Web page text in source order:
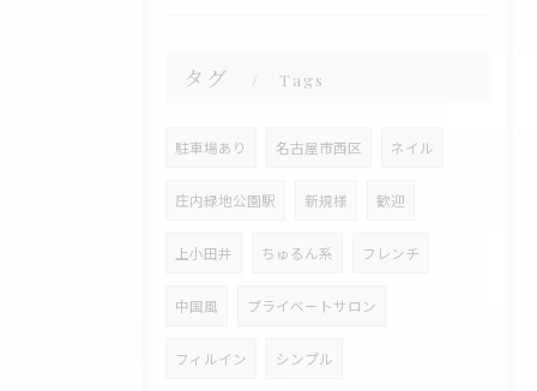
タグ Tags
駐車場あり 名古屋市西区 ネイル
庄内緑地公園駅 新規様 歓迎
上小田井 ちゅるん系 フレンチ
中国風 プライベートサロン
フィルイン シンプル